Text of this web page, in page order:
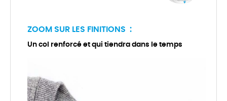
ZOOM SUR LES FINITIONS :
Un col renforcé et qui tiendra dans le temps